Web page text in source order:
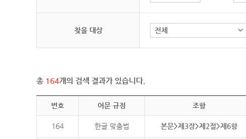
찾을 대상
총 164개의 검색 결과가 있습니다.
번호 어문 규정 조항
164 한글 맞춤법 본문>제3장>제2절>제6항